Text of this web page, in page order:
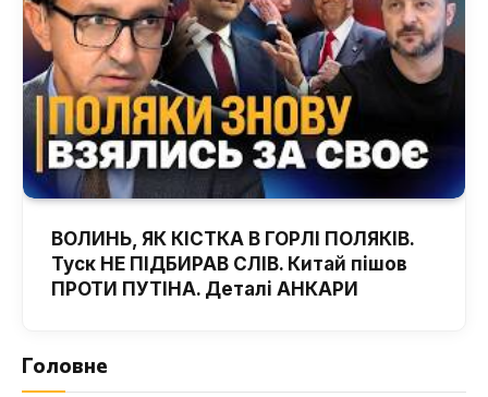
ВОЛИНЬ, ЯК КІСТКА В ГОРЛІ ПОЛЯКІВ.
Туск НЕ ПІДБИРАВ СЛІВ. Китай пішов
ПРОТИ ПУТІНА. Деталі АНКАРИ
Головне